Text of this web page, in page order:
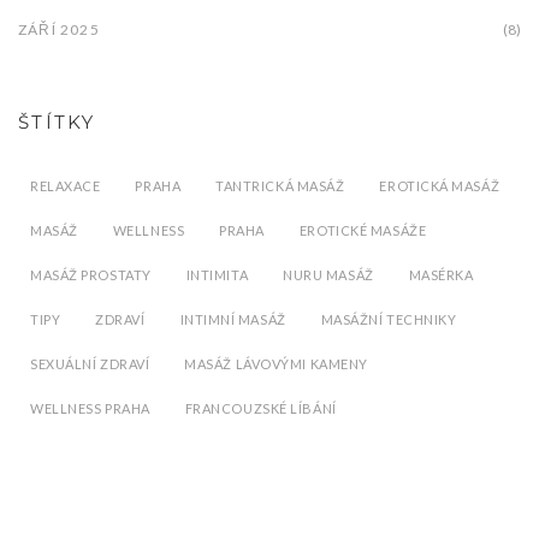
ZÁŘÍ 2025 (8)
ŠTÍTKY
RELAXACE PRAHA TANTRICKÁ MASÁŽ EROTICKÁ MASÁŽ
MASÁŽ WELLNESS PRAHA EROTICKÉ MASÁŽE
MASÁŽ PROSTATY INTIMITA NURU MASÁŽ MASÉRKA
TIPY ZDRAVÍ INTIMNÍ MASÁŽ MASÁŽNÍ TECHNIKY
SEXUÁLNÍ ZDRAVÍ MASÁŽ LÁVOVÝMI KAMENY
WELLNESS PRAHA FRANCOUZSKÉ LÍBÁNÍ